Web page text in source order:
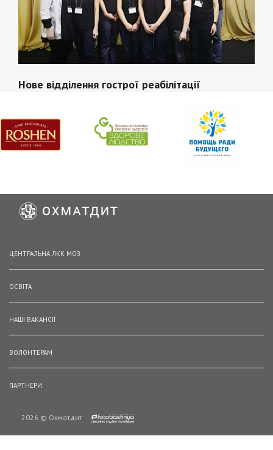
Нове відділення гострої реабілітації
ЦЕНТРАЛЬНА ЛКК МОЗ
ОСВІТА
НАШІ ВАКАНСІЇ
ВОЛОНТЕРАМ
ПАРТНЕРИ
2026 © Охматдит